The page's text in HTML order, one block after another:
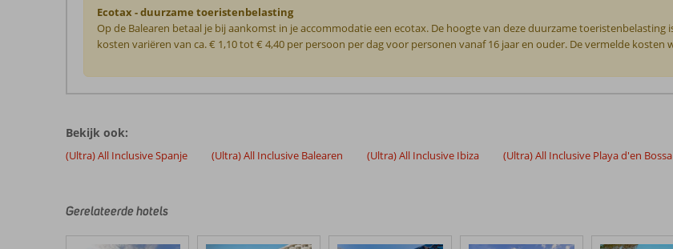
Ecotax - duurzame toeristenbelasting
Op de Balearen betaal je bij aankomst in je accommodatie een ecotax. De hoogte van deze duurzame
kosten variëren van ca. € 1,10 tot € 4,40 per persoon per dag voor personen vanaf 16 jaar en ouder. De vermelde kosten
door
onze
klanten
hun
Bekijk ook:
(Ultra) All Inclusive Spanje (Ultra) All Inclusive Balearen (Ultra) All Inclusive Ibiza (Ultra) All Inclusive Playa d'en Bossa
Gerelateerde hotels